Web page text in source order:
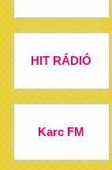
HIT RÁDIÓ
Karc FM